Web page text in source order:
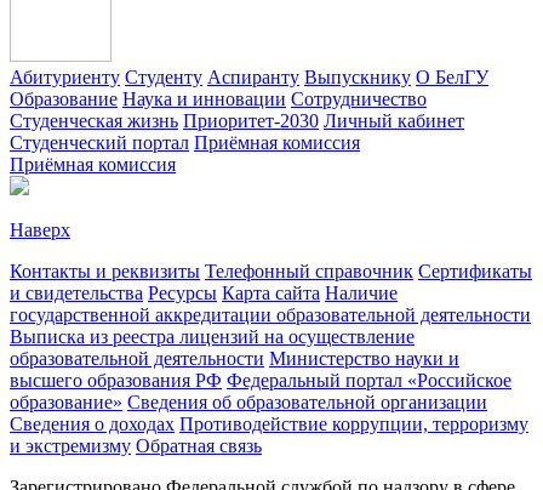
Абитуриенту Студенту Аспиранту Выпускнику О БелГУ
Образование Наука и инновации Сотрудничество
Студенческая жизнь Приоритет-2030 Личный кабинет
Студенческий портал Приёмная комиссия
Приёмная комиссия
Наверх
Контакты и реквизиты Телефонный справочник Сертификаты
и свидетельства Ресурсы Карта сайта Наличие
государственной аккредитации образовательной деятельности
Выписка из реестра лицензий на осуществление
образовательной деятельности Министерствo науки и
высшего образования РФ Федеральный портал «Российское
образование» Сведения об образовательной организации
Сведения о доходах Противодействие коррупции, терроризму
и экстремизму Обратная связь